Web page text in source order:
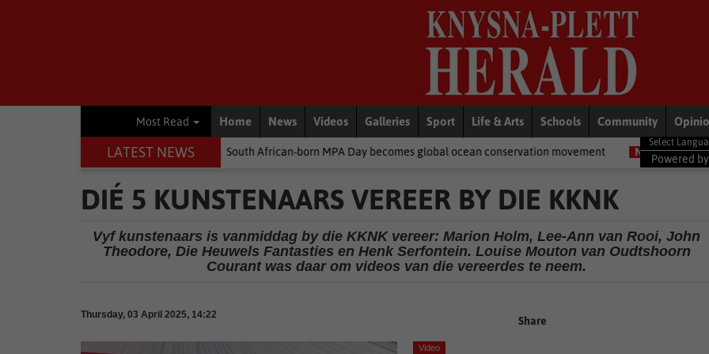
Most Read Home News Videos Galleries Sport Life & Arts Schools Community
LATEST NEWS
South African-born MPA Day becomes global ocean conservation movement National News Shelter movement
Powered by
DIÉ 5 KUNSTENAARS VEREER BY DIE KKNK
Vyf kunstenaars is vanmiddag by die KKNK vereer: Marion Holm, Lee-Ann van Rooi, John
Theodore, Die Heuwels Fantasties en Henk Serfontein. Louise Mouton van Oudtshoorn
Courant was daar om videos van die vereerdes te neem.
Thursday, 03 April 2025, 14:22 Share
Video